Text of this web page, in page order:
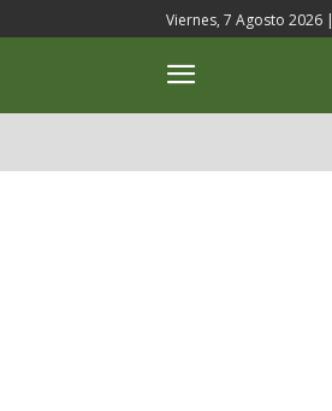
Viernes, 7 Agosto 2026 |